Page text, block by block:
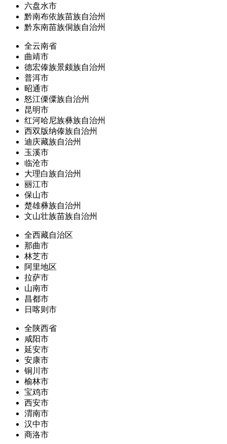
六盘水市
黔南布依族苗族自治州
黔东南苗族侗族自治州
全云南省
曲靖市
德宏傣族景颇族自治州
普洱市
昭通市
怒江傈僳族自治州
昆明市
红河哈尼族彝族自治州
西双版纳傣族自治州
迪庆藏族自治州
玉溪市
临沧市
大理白族自治州
丽江市
保山市
楚雄彝族自治州
文山壮族苗族自治州
全西藏自治区
那曲市
林芝市
阿里地区
拉萨市
山南市
昌都市
日喀则市
全陕西省
咸阳市
延安市
安康市
铜川市
榆林市
宝鸡市
西安市
渭南市
汉中市
商洛市